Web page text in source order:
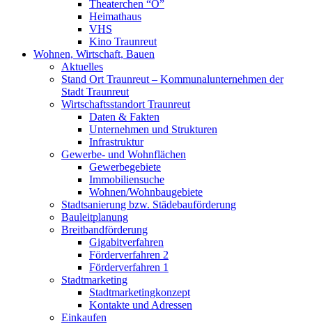
Theaterchen “O”
Heimathaus
VHS
Kino Traunreut
Wohnen, Wirtschaft, Bauen
Aktuelles
Stand Ort Traunreut – Kommunalunternehmen der
Stadt Traunreut
Wirtschaftsstandort Traunreut
Daten & Fakten
Unternehmen und Strukturen
Infrastruktur
Gewerbe- und Wohnflächen
Gewerbegebiete
Immobiliensuche
Wohnen/Wohnbaugebiete
Stadtsanierung bzw. Städebauförderung
Bauleitplanung
Breitbandförderung
Gigabitverfahren
Förderverfahren 2
Förderverfahren 1
Stadtmarketing
Stadtmarketingkonzept
Kontakte und Adressen
Einkaufen